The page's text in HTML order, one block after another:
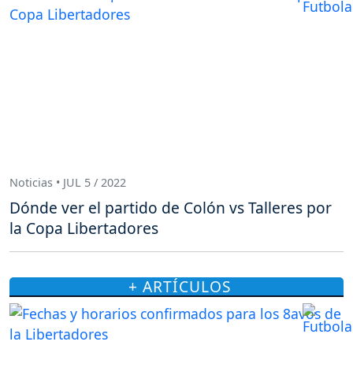
Noticias • JUL 5 / 2022
Dónde ver el partido de Colón vs Talleres por
la Copa Libertadores
+ ARTÍCULOS